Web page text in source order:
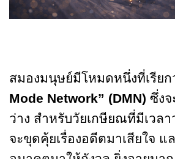
สมองมนุษย์มีโหมดหนึ่งที่เรียก
Mode Network” (DMN) ซึ่งจ
ว่าง สำหรับวัยเกษียณที่มีเวลา
จะขุดคุ้ยเรื่องอดีตมาเสียใจ แ